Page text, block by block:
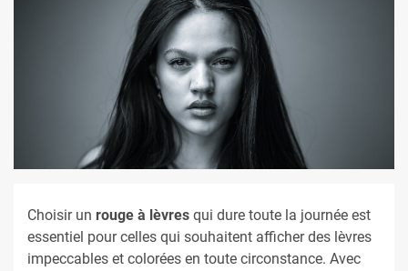
Choisir un rouge à lèvres qui dure toute la journée est
essentiel pour celles qui souhaitent afficher des lèvres
impeccables et colorées en toute circonstance. Avec